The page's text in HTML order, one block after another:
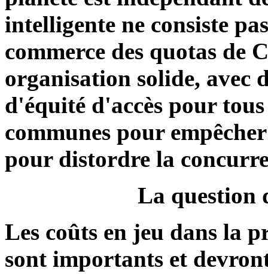
intelligente ne consiste
commerce des quotas de
organisation solide, avec
d'équité d'accès pour tous
communes pour
pour distordre la
La question
Les coûts en jeu dans la
sont importants et